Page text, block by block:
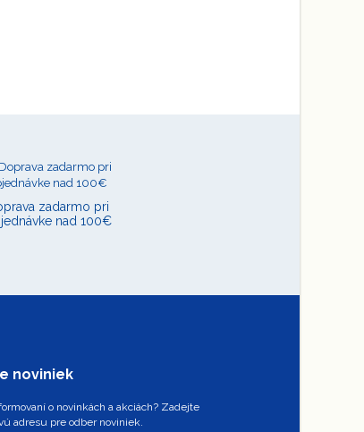
zadarmo pri
nad 100€
noviniek
o novinkách a akciách? Zadejte
adresu pre odber noviniek.